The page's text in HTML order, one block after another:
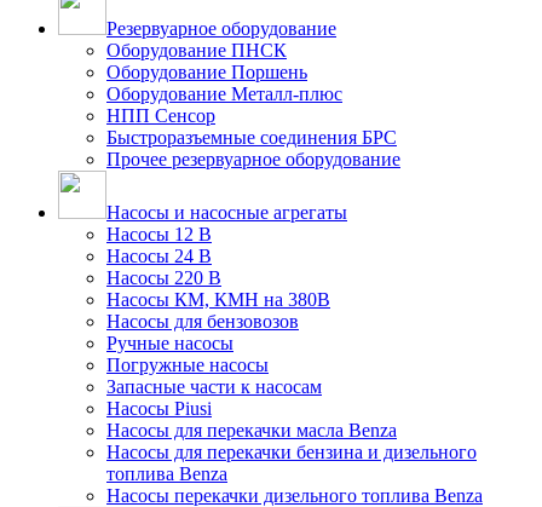
Резервуарное оборудование
Оборудование ПНСК
Оборудование Поршень
Оборудование Металл-плюс
НПП Сенсор
Быстроразъемные соединения БРС
Прочее резервуарное оборудование
Насосы и насосные агрегаты
Насосы 12 В
Насосы 24 В
Насосы 220 В
Насосы КМ, КМН на 380В
Насосы для бензовозов
Ручные насосы
Погружные насосы
Запасные части к насосам
Насосы Piusi
Насосы для перекачки масла Benza
Насосы для перекачки бензина и дизельного
топлива Benza
Насосы перекачки дизельного топлива Benza